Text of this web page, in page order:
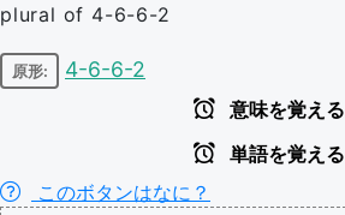
plural of 4-6-6-2
原形: 4-6-6-2
意味を覚える
単語を覚える
このボタンはなに？